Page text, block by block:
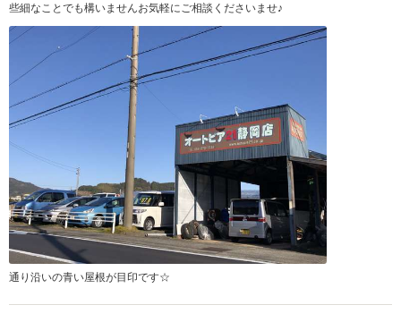
些細なことでも構いませんお気軽にご相談くださいませ♪
通り沿いの青い屋根が目印です☆